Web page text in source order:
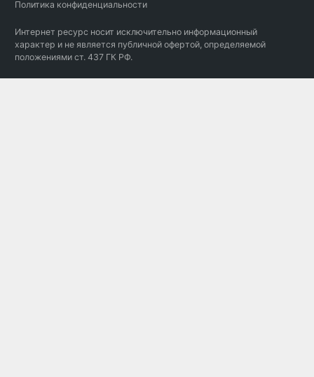
Политика конфиденциальности
Интернет ресурс носит исключительно информационный
характер и не является публичной офертой, определяемой
положениями ст. 437 ГК РФ.